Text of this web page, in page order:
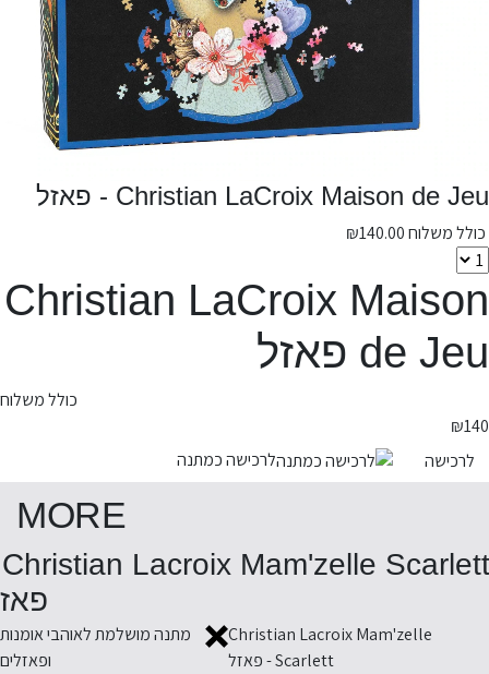
Christian LaCroix Maison de Jeu - פאזל
כולל משלוח ₪140.00
Christian LaCroix Maison
de Jeu פאזל
כולל משלוח
₪140
לרכישה
לרכישה כמתנה
MORE
Christian Lacroix Mam'zelle
Scarlett - פאזל
מתנה מושלמת לאוהבי אומנות
ופאזלים